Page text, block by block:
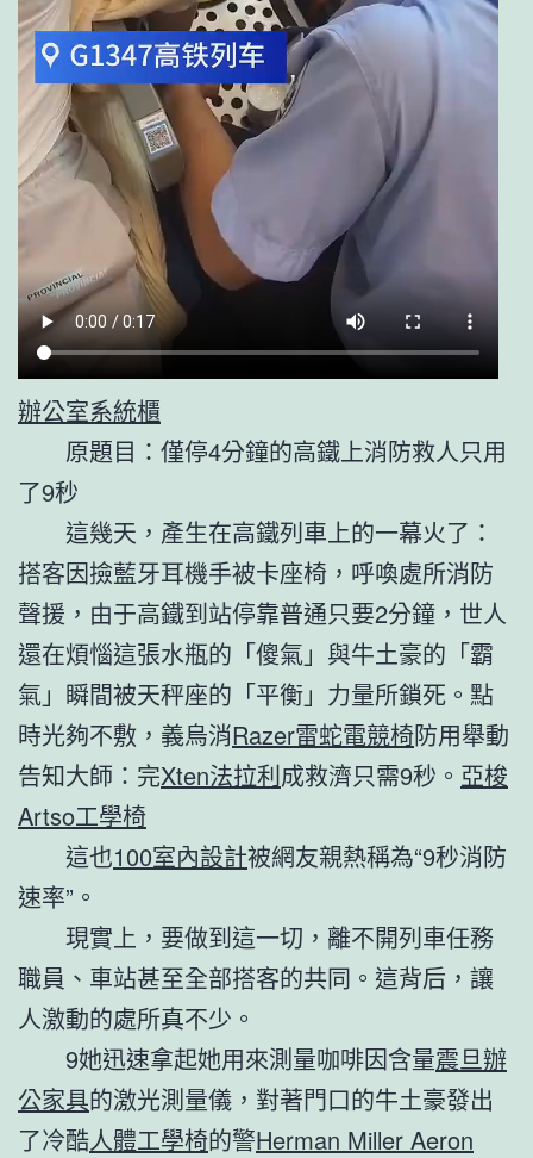
辦公室系統櫃
原題目：僅停4分鐘的高鐵上消防救人只用
了9秒
這幾天，產生在高鐵列車上的一幕火了：
搭客因撿藍牙耳機手被卡座椅，呼喚處所消防
聲援，由于高鐵到站停靠普通只要2分鐘，世人
還在煩惱這張水瓶的「傻氣」與牛土豪的「霸
氣」瞬間被天秤座的「平衡」力量所鎖死。點
時光夠不敷，義烏消Razer雷蛇電競椅防用舉動
告知大師：完Xten法拉利成救濟只需9秒。 亞梭
Artso工學椅
這也100室內設計被網友親熱稱為“9秒消防
速率”。
現實上，要做到這一切，離不開列車任務
職員、車站甚至全部搭客的共同。這背后，讓
人激動的處所真不少。
9她迅速拿起她用來測量咖啡因含量震旦辦
公家具的激光測量儀，對著門口的牛土豪發出
了冷酷人體工學椅的警Herman Miller Aeron